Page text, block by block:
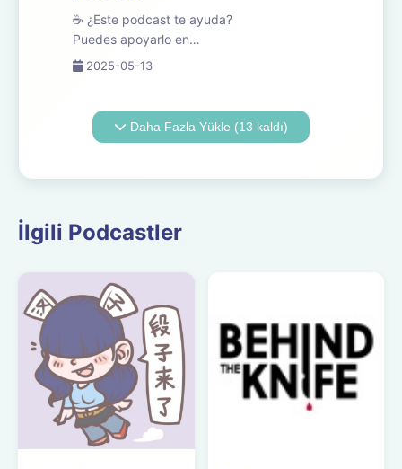
☕ ¿Este podcast te ayuda?
Puedes apoyarlo en
buymeacoffee.com/oposicionesfp
temario de oposiciones de
Mantenimiento de Vehículos,
2025-05-13
Daha Fazla Yükle (13 kaldı)
İlgili Podcastler